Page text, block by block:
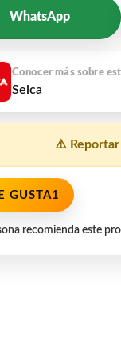
WhatsApp
Seica
⚠️
GUSTA1
recomienda este